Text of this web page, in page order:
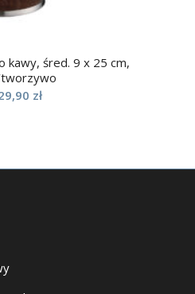
kawy, śred. 9 x 25 cm,
zł